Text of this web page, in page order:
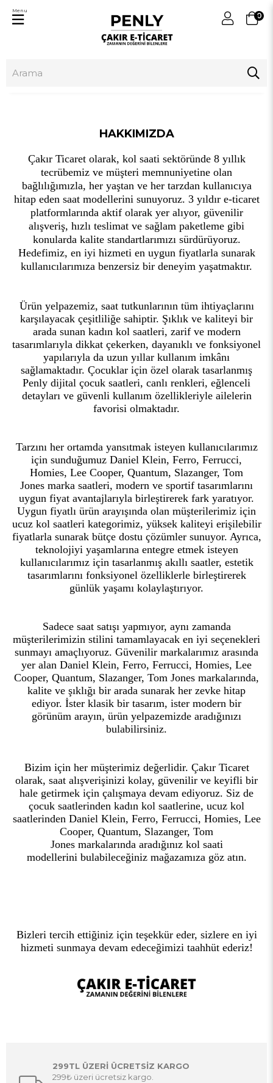
0
Menu
HAKKIMIZDA
Çakır Ticaret olarak, kol saati sektöründe 8 yıllık
tecrübemiz ve müşteri memnuniyetine olan
bağlılığımızla, her yaştan ve her tarzdan kullanıcıya
hitap eden saat modellerini sunuyoruz. 3 yıldır e-ticaret
platformlarında aktif olarak yer alıyor, güvenilir
alışveriş, hızlı teslimat ve sağlam paketleme gibi
konularda kalite standartlarımızı sürdürüyoruz.
Hedefimiz, en iyi hizmeti en uygun fiyatlarla sunarak
kullanıcılarımıza benzersiz bir deneyim yaşatmaktır.
Ürün yelpazemiz, saat tutkunlarının tüm ihtiyaçlarını
karşılayacak çeşitliliğe sahiptir. Şıklık ve kaliteyi bir
arada sunan kadın kol saatleri, zarif ve modern
tasarımlarıyla dikkat çekerken, dayanıklı ve fonksiyonel
yapılarıyla da uzun yıllar kullanım imkânı
sağlamaktadır. Çocuklar için özel olarak tasarlanmış
Penly dijital çocuk saatleri, canlı renkleri, eğlenceli
detayları ve güvenli kullanım özellikleriyle ailelerin
favorisi olmaktadır.
Tarzını her ortamda yansıtmak isteyen kullanıcılarımız
için sunduğumuz Daniel Klein, Ferro, Ferrucci,
Homies, Lee Cooper, Quantum, Slazanger, Tom
Jones marka saatleri, modern ve sportif tasarımlarını
uygun fiyat avantajlarıyla birleştirerek fark yaratıyor.
Uygun fiyatlı ürün arayışında olan müşterilerimiz için
ucuz kol saatleri kategorimiz, yüksek kaliteyi erişilebilir
fiyatlarla sunarak bütçe dostu çözümler sunuyor. Ayrıca,
teknolojiyi yaşamlarına entegre etmek isteyen
kullanıcılarımız için tasarlanmış akıllı saatler, estetik
tasarımlarını fonksiyonel özelliklerle birleştirerek
günlük yaşamı kolaylaştırıyor.
Sadece saat satışı yapmıyor, aynı zamanda
müşterilerimizin stilini tamamlayacak en iyi seçenekleri
sunmayı amaçlıyoruz. Güvenilir markalarımız arasında
yer alan Daniel Klein, Ferro, Ferrucci, Homies, Lee
Cooper, Quantum, Slazanger, Tom Jones markalarında,
kalite ve şıklığı bir arada sunarak her zevke hitap
ediyor. İster klasik bir tasarım, ister modern bir
görünüm arayın, ürün yelpazemizde aradığınızı
bulabilirsiniz.
Bizim için her müşterimiz değerlidir. Çakır Ticaret
olarak, saat alışverişinizi kolay, güvenilir ve keyifli bir
hale getirmek için çalışmaya devam ediyoruz. Siz de
çocuk saatlerinden kadın kol saatlerine, ucuz kol
saatlerinden Daniel Klein, Ferro, Ferrucci, Homies, Lee
Cooper, Quantum, Slazanger, Tom
Jones markalarında aradığınız kol saati
modellerini bulabileceğiniz mağazamıza göz atın.
Bizleri tercih ettiğiniz için teşekkür eder, sizlere en iyi
hizmeti sunmaya devam edeceğimizi taahhüt ederiz!
299TL ÜZERİ ÜCRETSİZ KARGO
299₺ üzeri ücretsiz kargo.